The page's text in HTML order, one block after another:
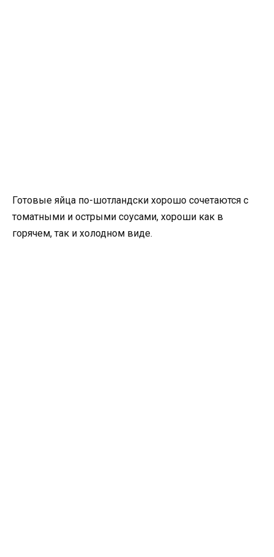
Готовые яйца по-шотландски хорошо сочетаются с
томатными и острыми соусами, хороши как в
горячем, так и холодном виде.